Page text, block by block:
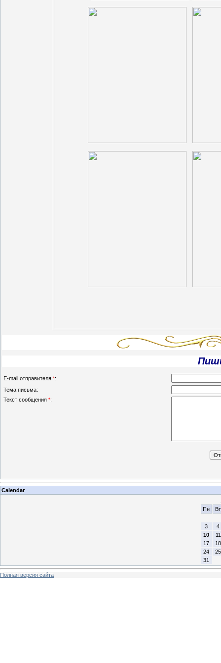
E-mail отправителя *:
Тема письма:
Текст сообщения *:
Calendar
Пн
Вт
3
4
10
11
17
18
24
25
31
Полная версия сайта